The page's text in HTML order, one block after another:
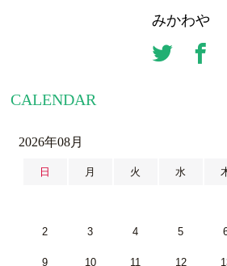
みかわや
CALENDAR
2026年08月
日 月 火 水
2 3 4 5
9 10 11 12